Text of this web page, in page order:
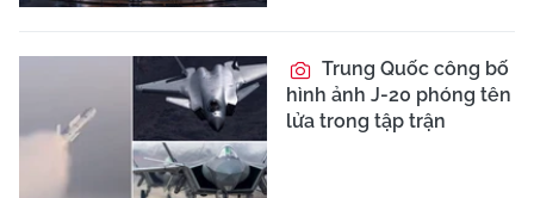
Trung Quốc công bố
hình ảnh J-20 phóng tên
lửa trong tập trận